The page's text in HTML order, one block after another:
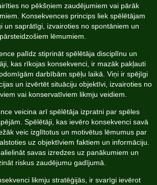
no pēkšņiem zaudējumiem vai pārāk
Konsekvences princips liek spēlētājam
un saprātīgi, izvairoties no spontāniem un
pārsteidzošiem lēmumiem.
palīdz stiprināt spēlētāja disciplīnu un
kas rīkojas konsekvenci, ir mazāk pakļauti
darbībām spēļu laikā. Viņi ir spējīgi
un izvērtēt situāciju objektīvi, izvairoties no
vai konservatīviem likmju veidiem.
veicina arī spēlētāja izpratni par spēles
Spēlētāji, kas ievēro konsekvenci savā
veic izglītotus un motivētus lēmumus par
uz objektīviem faktiem un informāciju.
savas izredzes uz panākumiem un
riskus zaudējumu gadījumā.
likmju stratēģijās, ir svarīgi ievērot